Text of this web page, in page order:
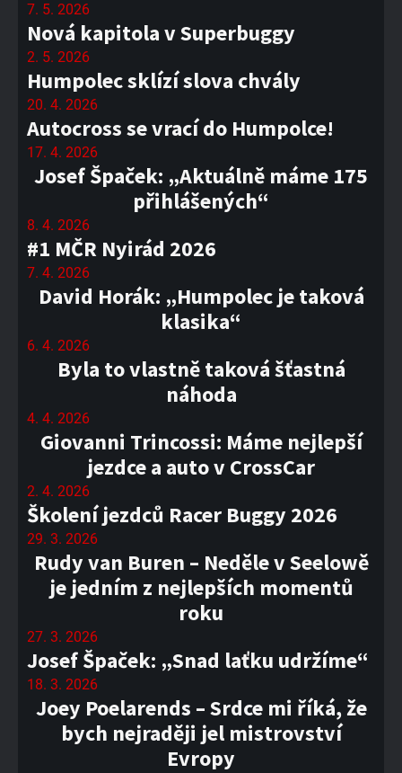
7. 5. 2026
Nová kapitola v Superbuggy
2. 5. 2026
Humpolec sklízí slova chvály
20. 4. 2026
Autocross se vrací do Humpolce!
17. 4. 2026
Josef Špaček: „Aktuálně máme 175
přihlášených“
8. 4. 2026
#1 MČR Nyirád 2026
7. 4. 2026
David Horák: „Humpolec je taková
klasika“
6. 4. 2026
Byla to vlastně taková šťastná
náhoda
4. 4. 2026
Giovanni Trincossi: Máme nejlepší
jezdce a auto v CrossCar
2. 4. 2026
Školení jezdců Racer Buggy 2026
29. 3. 2026
Rudy van Buren – Neděle v Seelowě
je jedním z nejlepších momentů
roku
27. 3. 2026
Josef Špaček: „Snad laťku udržíme“
18. 3. 2026
Joey Poelarends – Srdce mi říká, že
bych nejraději jel mistrovství
Evropy